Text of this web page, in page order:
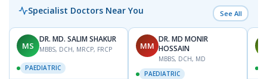
Specialist Doctors Near You See All
MS
DR. MD. SALIM SHAKUR
MBBS, DCH, MRCP, FRCP
PAEDIATRIC
MM
DR. MD MONIR
HOSSAIN
MBBS, DCH, MD
PAEDIATRIC